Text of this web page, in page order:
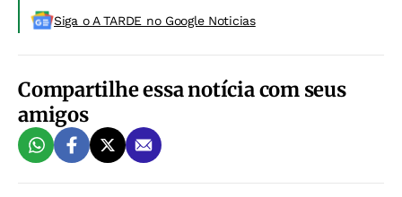
Siga o A TARDE no Google Noticias
Compartilhe essa notícia com seus
amigos